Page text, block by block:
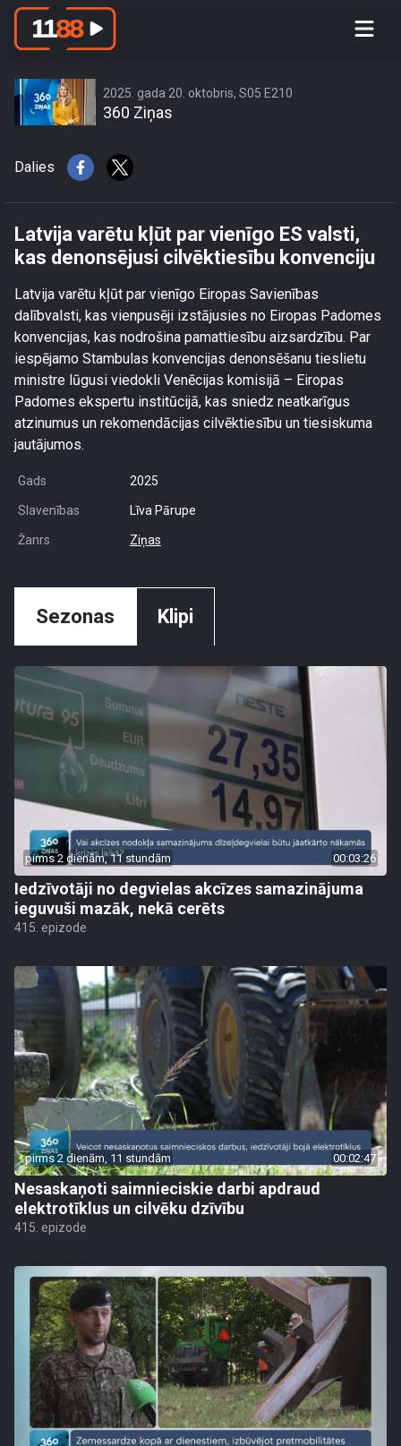
Latvija varētu kļūt par vienīgo ES
2025. gada 20. oktobris, S05 E210
360 Ziņas
Dalies
Latvija varētu kļūt par vienīgo ES valsti,
kas denonsējusi cilvēktiesību konvenciju
Latvija varētu kļūt par vienīgo Eiropas Savienības
dalībvalsti, kas vienpusēji izstājusies no Eiropas Padomes
konvencijas, kas nodrošina pamattiesību aizsardzību. Par
iespējamo Stambulas konvencijas denonsēšanu tieslietu
ministre lūgusi viedokli Venēcijas komisijā – Eiropas
Padomes ekspertu institūcijā, kas sniedz neatkarīgus
atzinumus un rekomendācijas cilvēktiesību un tiesiskuma
jautājumos.
Gads 2025
Slavenības Līva Pārupe
Žanrs Ziņas
Sezonas Klipi
pirms 2 dienām, 11 stundām 00:03:26
Iedzīvotāji no degvielas akcīzes samazinājuma
ieguvuši mazāk, nekā cerēts
415. epizode
pirms 2 dienām, 11 stundām 00:02:47
Nesaskaņoti saimnieciskie darbi apdraud
elektrotīklus un cilvēku dzīvību
415. epizode